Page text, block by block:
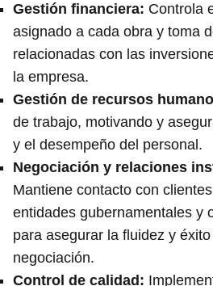
Gestión financiera: Controla
asignado a cada obra y toma
relacionadas con las
la empresa.
Gestión de recursos
de trabajo, motivando y
y el desempeño del personal.
Negociación y relaciones
Mantiene contacto con
entidades gubernamentales y
para asegurar la fluidez y
negociación.
Control de calidad: